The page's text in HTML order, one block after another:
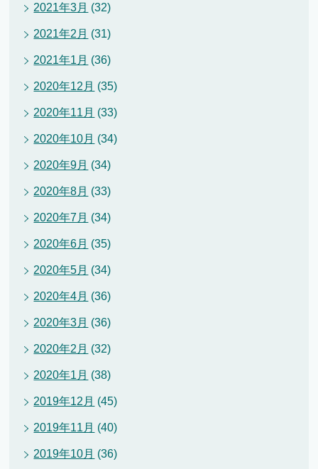
2021年3月 (32)
2021年2月 (31)
2021年1月 (36)
2020年12月 (35)
2020年11月 (33)
2020年10月 (34)
2020年9月 (34)
2020年8月 (33)
2020年7月 (34)
2020年6月 (35)
2020年5月 (34)
2020年4月 (36)
2020年3月 (36)
2020年2月 (32)
2020年1月 (38)
2019年12月 (45)
2019年11月 (40)
2019年10月 (36)